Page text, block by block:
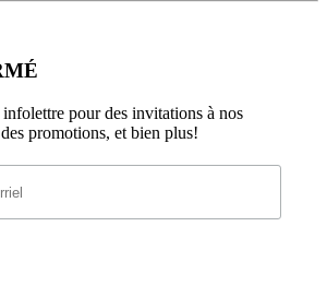
pour des invitations à nos
promotions, et bien plus!